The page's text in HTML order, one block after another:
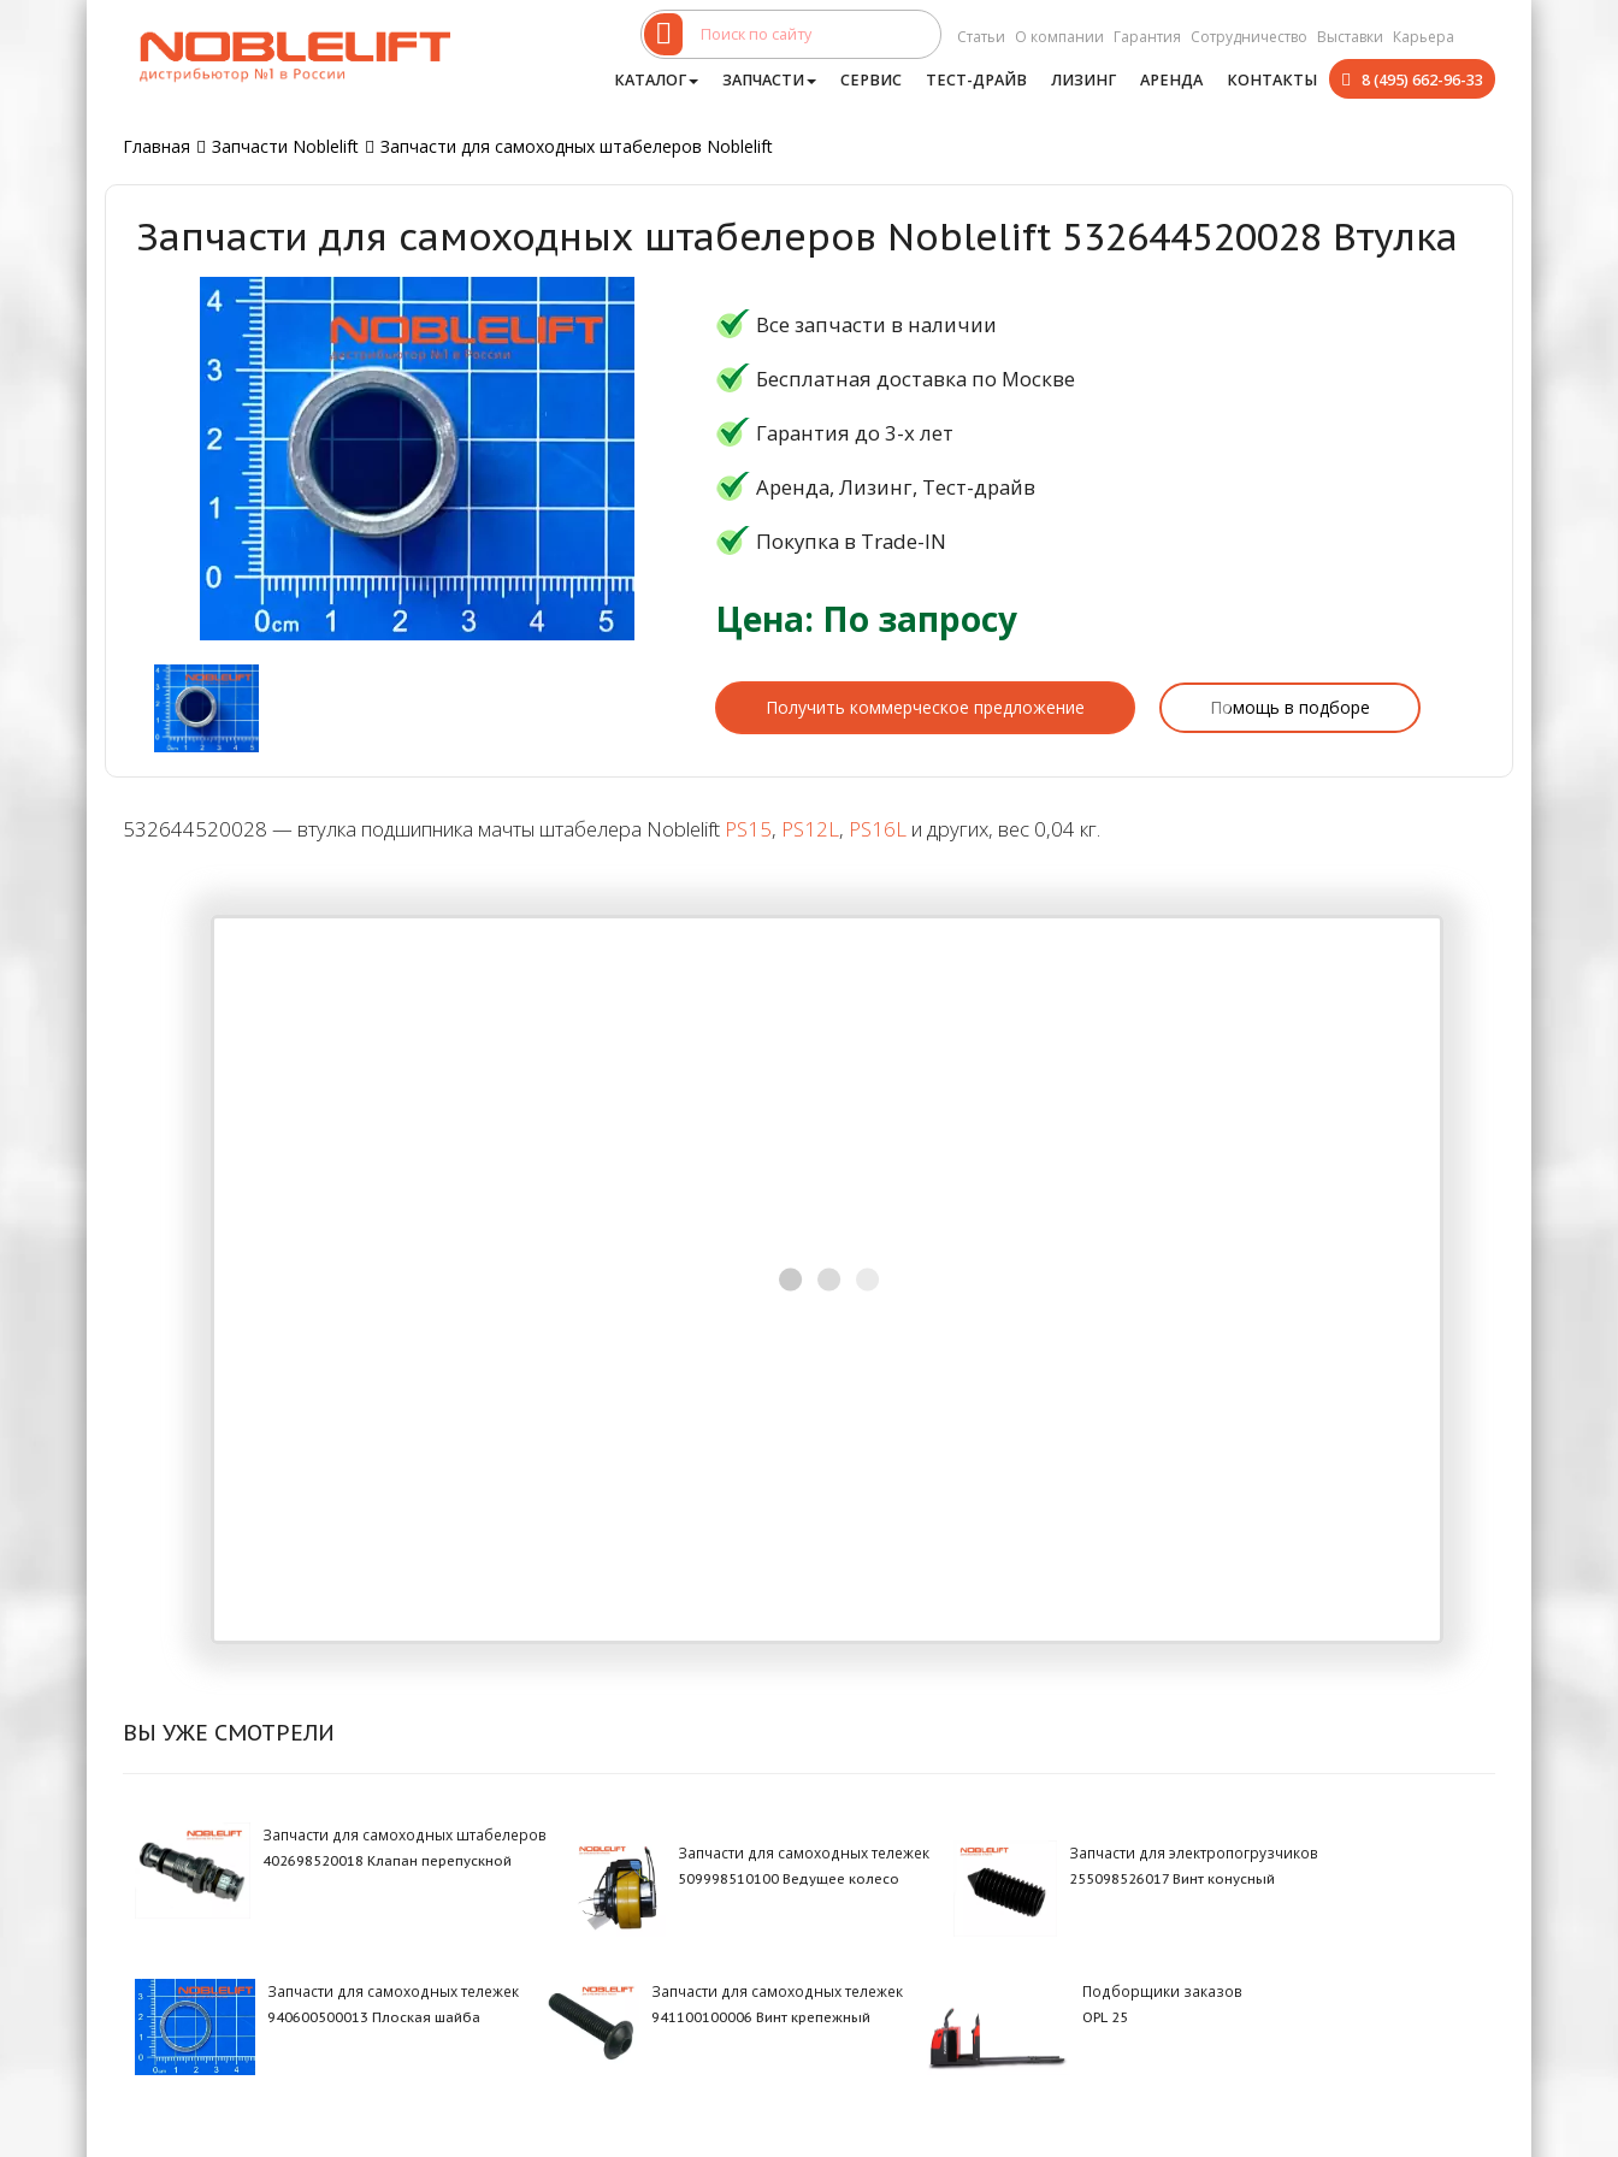
Статьи О компании Гарантия Сотрудничество Выставки Карьера
КАТАЛОГ ЗАПЧАСТИ СЕРВИС ТЕСТ-ДРАЙВ ЛИЗИНГ АРЕНДА КОНТАКТЫ 8 (495) 662-96-33
Главная Запчасти Noblelift Запчасти для самоходных штабелеров Noblelift
Запчасти для самоходных штабелеров Noblelift 532644520028 Втулка
Все запчасти в наличии
Бесплатная доставка по Москве
Гарантия до 3-х лет
Аренда, Лизинг, Тест-драйв
Покупка в Trade-IN
Цена: По запросу
Получить коммерческое предложение Помощь в подборе
532644520028 — втулка подшипника мачты штабелера Noblelift PS15, PS12L, PS16L и других, вес 0,04 кг.
ВЫ УЖЕ СМОТРЕЛИ
Запчасти для самоходных штабелеров
402698520018 Клапан перепускной Запчасти для самоходных тележек
509998510100 Ведущее колесо
Запчасти для электропогрузчиков
255098526017 Винт конусный
Запчасти для самоходных тележек
940600500013 Плоская шайба
Запчасти для самоходных тележек
941100100006 Винт крепежный
Подборщики заказов
OPL 25